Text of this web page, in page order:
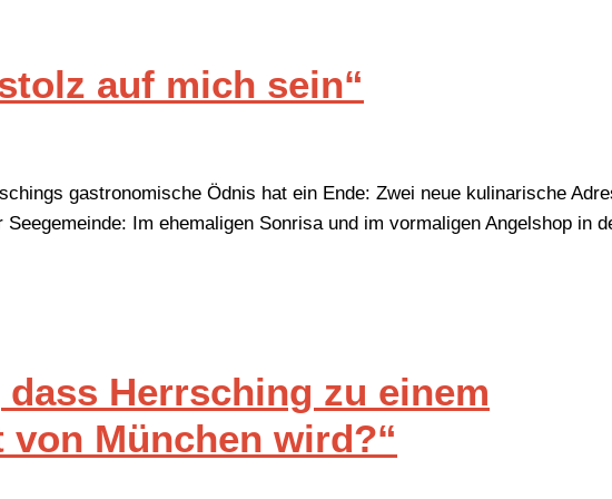
auf mich sein“
gastronomische Ödnis hat ein Ende: Zwei neue kulinarische
Im ehemaligen Sonrisa und im vormaligen Angelshop in
Herrsching zu einem
München wird?“